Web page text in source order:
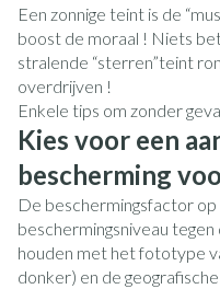
Een zonnige teint is de
boost de moraal ! Niets
stralende “sterren”teint
overdrijven !
Enkele tips om zonder
Kies voor een
bescherming
De beschermingsfactor
beschermingsniveau
houden met het fototype
donker) en de geografische